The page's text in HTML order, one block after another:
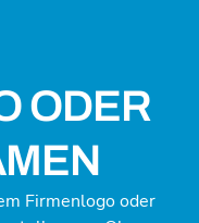
ODER
Firmenlogo oder